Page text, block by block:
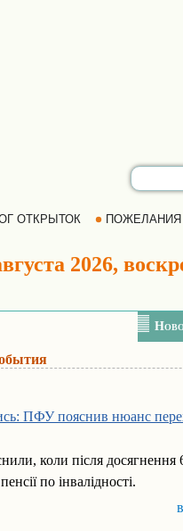
ОТКРЫТОК ПОЖЕЛАНИЯ
2026,
ПФУ пояснив нюанс
коли після досягнення
по інвалідності.